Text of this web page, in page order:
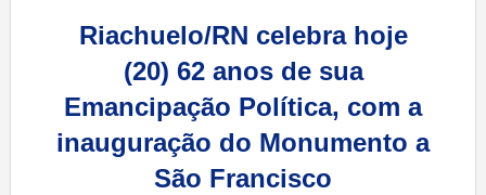
Riachuelo/RN celebra hoje
(20) 62 anos de sua
Emancipação Política, com a
inauguração do Monumento a
São Francisco